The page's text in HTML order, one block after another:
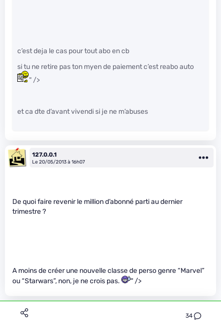
34
c’est deja le cas pour tout abo en cb
si tu ne retire pas ton myen de paiement c’est reabo auto
" />
et ca dte d’avant vivendi si je ne m’abuses
127.0.0.1
Le 20/05/2013 à 16h07
De quoi faire revenir le million d’abonné parti au dernier
trimestre ?
A moins de créer une nouvelle classe de perso genre “Marvel”
ou “Starwars”, non, je ne crois pas.
" />